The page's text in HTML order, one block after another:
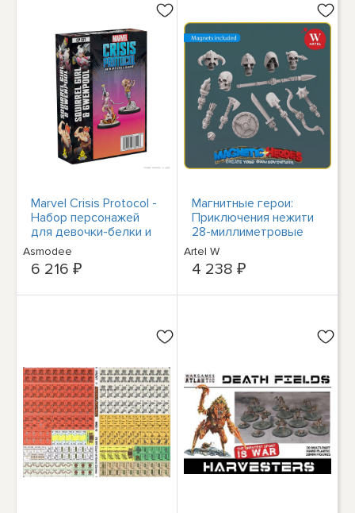
Marvel Crisis Protocol -
Набор персонажей
для девочки-белки и
Гвенпул
Asmodee
6 216 ₽
Магнитные герои:
Приключения нежити
28-миллиметровые
фэнтезийные
миниатюры
Artel W
4 238 ₽